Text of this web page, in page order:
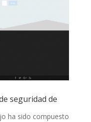
seguridad de
ha sido compuesto